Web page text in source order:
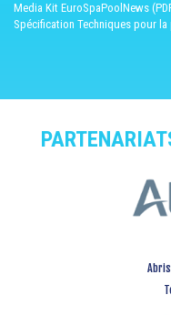
Media Kit EuroSpaPoolNews
Spécification Techniques pour la